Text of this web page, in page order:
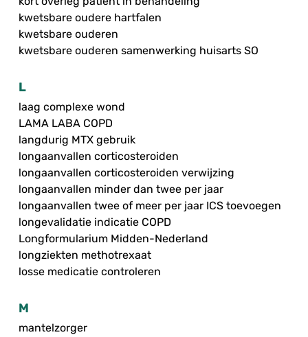
kwetsbare oudere hartfalen
kwetsbare ouderen
kwetsbare ouderen samenwerking huisarts SO
L
laag complexe wond
LAMA LABA COPD
langdurig MTX gebruik
longaanvallen corticosteroiden
longaanvallen corticosteroiden verwijzing
longaanvallen minder dan twee per jaar
longaanvallen twee of meer per jaar ICS toevoegen
longevalidatie indicatie COPD
Longformularium Midden-Nederland
longziekten methotrexaat
losse medicatie controleren
M
mantelzorger